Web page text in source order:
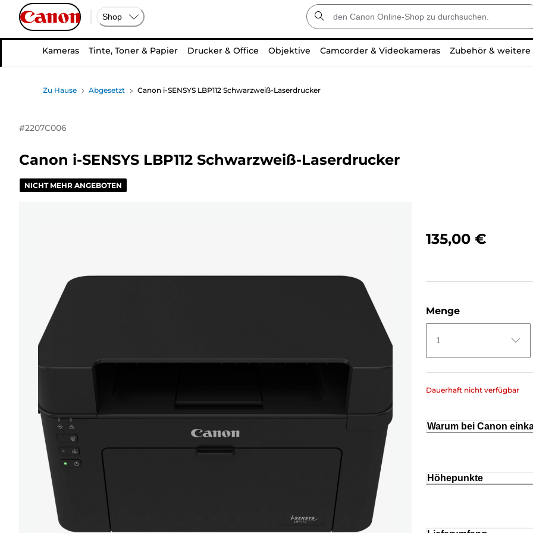
Shop
Kameras Tinte, Toner & Papier Drucker & Office Objektive Camcorder & Videokameras Zubehör &
Zu Hause Abgesetzt Canon i-SENSYS LBP112 Schwarzweiß-Laserdrucker
#2207C006
Canon i-SENSYS LBP112 Schwarzweiß-Laserdrucker
NICHT MEHR ANGEBOTEN
135,00 €
Menge
1
Dauerhaft nicht verfügbar
Warum bei Canon
Höhepunkte